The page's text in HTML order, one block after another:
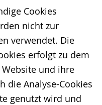
Cookies
nicht zur
verwendet. Die
erfolgt zu dem
und ihre
die Analyse-Cookies
genutzt wird und